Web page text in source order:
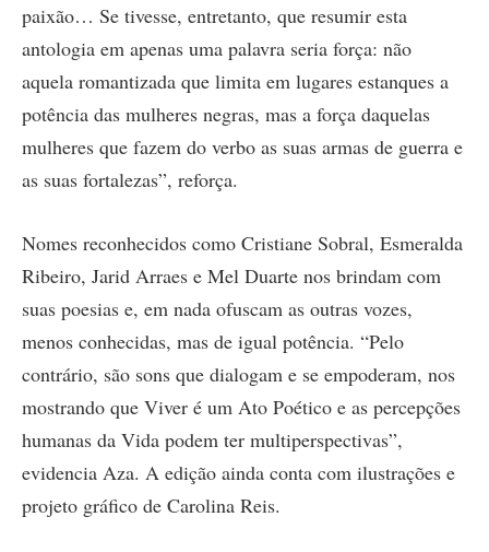
paixão… Se tivesse, entretanto, que resumir esta
antologia em apenas uma palavra seria força: não
aquela romantizada que limita em lugares estanques a
potência das mulheres negras, mas a força daquelas
mulheres que fazem do verbo as suas armas de guerra e
as suas fortalezas”, reforça.
Nomes reconhecidos como Cristiane Sobral, Esmeralda
Ribeiro, Jarid Arraes e Mel Duarte nos brindam com
suas poesias e, em nada ofuscam as outras vozes,
menos conhecidas, mas de igual potência. “Pelo
contrário, são sons que dialogam e se empoderam, nos
mostrando que Viver é um Ato Poético e as percepções
humanas da Vida podem ter multiperspectivas”,
evidencia Aza. A edição ainda conta com ilustrações e
projeto gráfico de Carolina Reis.